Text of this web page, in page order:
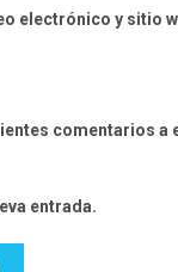
electrónico y sitio
comentarios a
entrada.